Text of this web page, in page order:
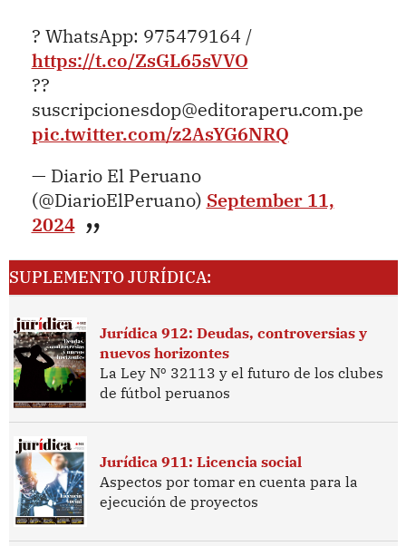
? WhatsApp: 975479164 /
https://t.co/ZsGL65sVVO
??
suscripcionesdop@editoraperu.com.pe
pic.twitter.com/z2AsYG6NRQ
— Diario El Peruano
(@DiarioElPeruano) September 11,
2024
SUPLEMENTO JURÍDICA:
Jurídica 912: Deudas, controversias y
nuevos horizontes
La Ley Nº 32113 y el futuro de los clubes
de fútbol peruanos
Jurídica 911: Licencia social
Aspectos por tomar en cuenta para la
ejecución de proyectos